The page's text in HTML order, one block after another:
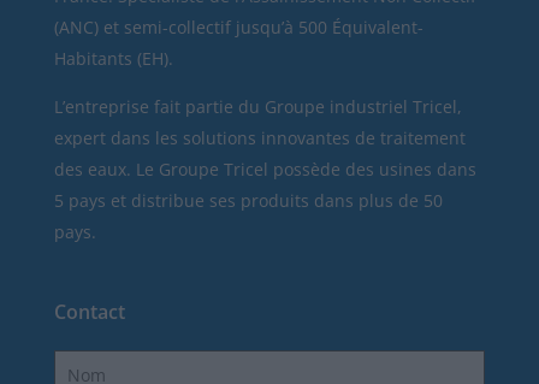
(ANC) et semi-collectif jusqu’à 500 Équivalent-
Habitants (EH).
L’entreprise fait partie du Groupe industriel Tricel,
expert dans les solutions innovantes de traitement
des eaux. Le Groupe Tricel possède des usines dans
5 pays et distribue ses produits dans plus de 50
pays.
Contact